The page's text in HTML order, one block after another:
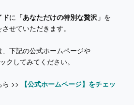
ドに 「あなただけの特別な贅沢」 を
せていただきます。
下記の公式ホームページや
クしてみてください。
ら >>
【公式ホームページ】をチェッ